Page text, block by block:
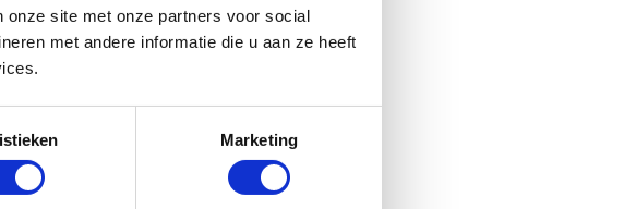
site met onze partners voor social
met andere informatie die u aan ze heeft
Marketing